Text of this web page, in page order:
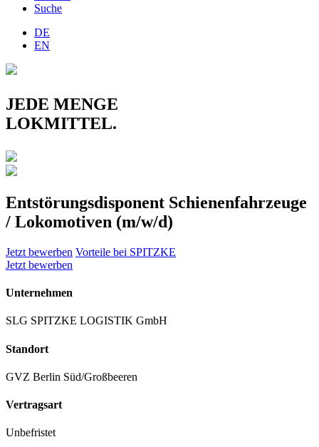
Suche
DE
EN
JEDE MENGE
LOKMITTEL.
Entstörungsdisponent Schienenfahrzeuge
/ Lokomotiven (m/w/d)
Jetzt bewerben Vorteile bei SPITZKE
Jetzt bewerben
Unternehmen
SLG SPITZKE LOGISTIK GmbH
Standort
GVZ Berlin Süd/Großbeeren
Vertragsart
Unbefristet